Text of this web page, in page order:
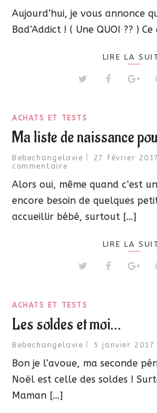
Aujourd’hui, je vous annonce
Bad’Addict ! ( Une QUOI ?? )
LIRE LA
ACHATS ET TESTS
Ma liste de naissance
Bebechangelavie 27 février 2017
commentaire
Alors oui, même quand c’est
encore besoin de quelques
accueillir bébé, surtout […]
LIRE LA
ACHATS ET TESTS
Les soldes et moi…
Bebechangelavie 5 janvier 2017
Bon je l’avoue, ma seconde
Noël est celle des soldes !
Maman […]